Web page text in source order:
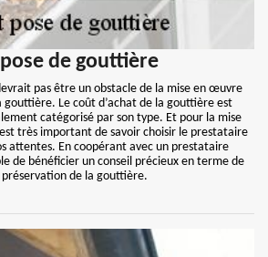
de gouttière
pas être un obstacle de la mise en œuvre
gouttière. Le coût d’achat de la gouttière est
catégorisé par son type. Et pour la mise
très important de savoir choisir le prestataire
attentes. En coopérant avec un prestataire
de bénéficier un conseil précieux en terme de
de la gouttière.